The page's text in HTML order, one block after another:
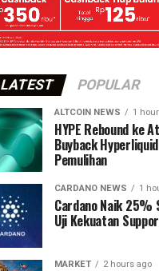
LATEST POPULAR
ALTCOIN NEWS 1
HYPE Rebound ke
Buyback
Pemulihan
CARDANO NEWS 1
Cardano Naik 25%
Uji Kekuatan
MARKET 2 hours ago